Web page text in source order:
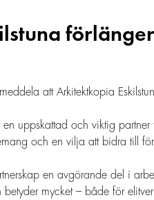
att Arkitektkopia
uppskattad och viktig
och en vilja att bidra till
en avgörande del i
mycket – både för